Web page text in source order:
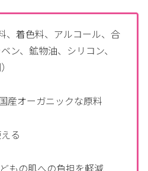
、着色料、アルコール、合
ン、鉱物油、シリコン、
産オーガニックな原料
る
もの肌への負担を軽減